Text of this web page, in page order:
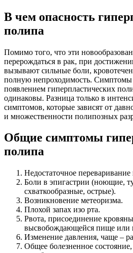
В чем опасность
полипа
Помимо того, что эти
перерождаться в рак, при
вызывают сильные боли,
полную непроходимость.
появлением гиперпластических
одинаковы. Разница только в
симптомов, которые зависят от
и множественности полипозных
Общие симптомы
полипа
Недостаточное
Боли в эпигастрии (ноющие,
схваткообразные, острые).
Возникновение метеоризма.
Плохой запах изо рта.
Рвота, присоединение
высвобождающейся пище или
Изменение давления, чаще –
Общее болезненное